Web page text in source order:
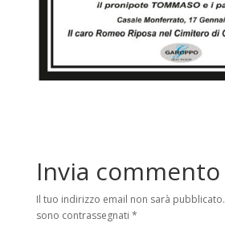
Invia commento
Il tuo indirizzo email non sarà pubblicato.
sono contrassegnati *